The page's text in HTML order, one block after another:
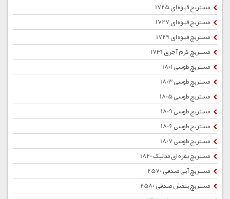
مستربچ قهوه ای 1725
مستربچ قهوه ای 1727
مستربچ قهوه ای 1729
مستربچ کرم آجری 1731
مستربچ طوسی 1801
مستربچ طوسی 1803
مستربچ طوسی 1805
مستربچ طوسی 1809
مستربچ طوسی 1806
مستربچ طوسی 1807
مستربچ نقره ای متالیک 1820
مستربچ آبی صدفی 2570
مستربچ بنفش صدفی 2580